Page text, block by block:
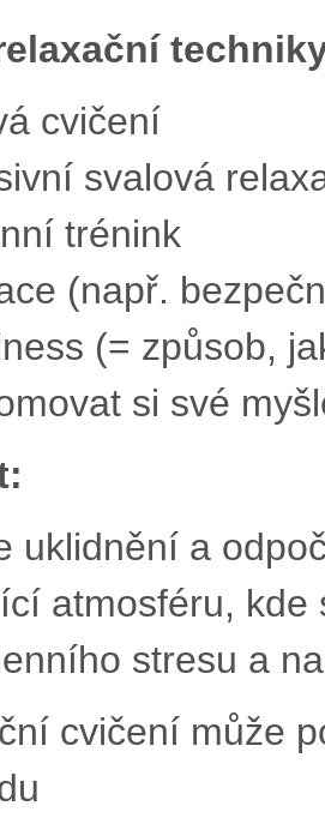
cvičení
svalová
trénink
(např.
(= způsob,
si své
uklidnění a
atmosféru,
stresu a
cvičení může